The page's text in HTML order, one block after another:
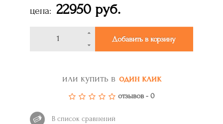
цена: 22950 руб.
Добавить в корзину
или купить в один клик
отзывов - 0
В список сравнений